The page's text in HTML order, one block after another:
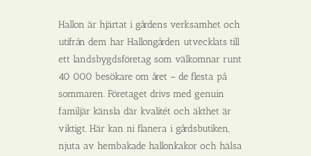
Hallon är hjärtat i gårdens verksamhet och
utifrån dem har Hallongården utvecklats till
ett landsbygdsföretag som välkomnar runt
40 000 besökare om året – de flesta på
sommaren. Företaget drivs med genuin
familjär känsla där kvalitét och äkthet är
viktigt. Här kan ni flanera i gårdsbutiken,
njuta av hembakade hallonkakor och hälsa